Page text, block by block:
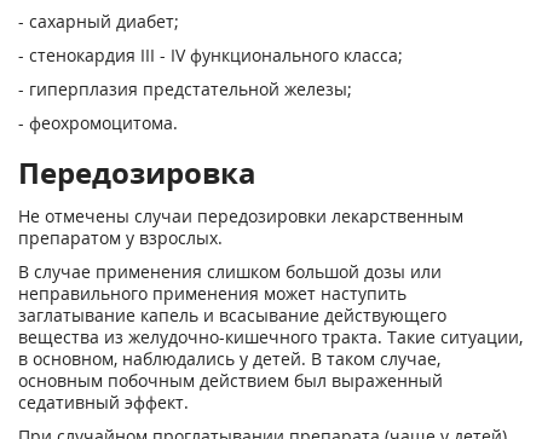
- сахарный диабет;
- стенокардия III - IV функционального класса;
- гиперплазия предстательной железы;
- феохромоцитома.
Передозировка
Не отмечены случаи передозировки лекарственным
препаратом у взрослых.
В случае применения слишком большой дозы или
неправильного применения может наступить
заглатывание капель и всасывание действующего
вещества из желудочно-кишечного тракта. Такие ситуации,
в основном, наблюдались у детей. В таком случае,
основным побочным действием был выраженный
седативный эффект.